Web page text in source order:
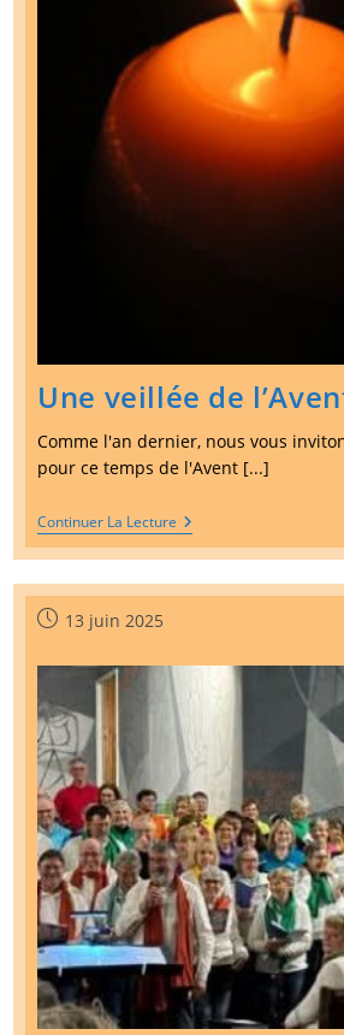
Une veillée de
Comme l'an dernier, nous vous
pour ce temps de l'Avent [...]
Continuer La Lecture Une
Veillée
De
L’Avent
Publication
13 juin 2025